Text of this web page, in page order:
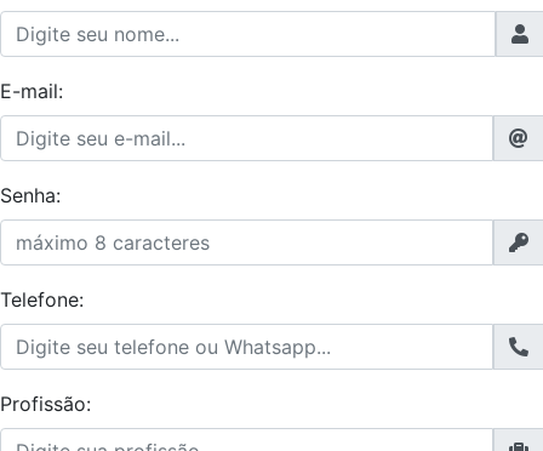
E-mail:
Senha:
Telefone:
Profissão: